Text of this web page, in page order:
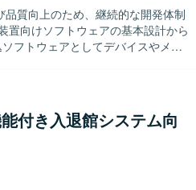
質向上のため、継続的な開発体制
フトウェアとしてデバイスやメモ
画像処理関連の技術などを実務を
関わることで、ソフトウェア全体
スト環境構築、Qtや画像処理ライ
付き入退館システム向